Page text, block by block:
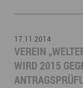
17.11.2014
VEREIN
WIRD 2015